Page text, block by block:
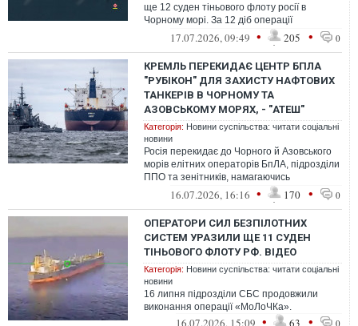
ще 12 суден тіньового флоту росії в
Чорному морі. За 12 діб операції
"МоЛоЧКа" загальна кількість уражених к...
17.07.2026, 09:49 • 205 • 0
КРЕМЛЬ ПЕРЕКИДАЄ ЦЕНТР БПЛА
"РУБІКОН" ДЛЯ ЗАХИСТУ НАФТОВИХ
ТАНКЕРІВ В ЧОРНОМУ ТА
АЗОВСЬКОМУ МОРЯХ, - "АТЕШ"
Категорія: Новини суспільства: читати соціальні
новини
Росія перекидає до Чорного й Азовського
морів елітних операторів БпЛА, підрозділи
ППО та зенітників, намагаючись
убезпечити танкери, які забезпечують ...
16.07.2026, 16:16 • 170 • 0
ОПЕРАТОРИ СИЛ БЕЗПІЛОТНИХ
СИСТЕМ УРАЗИЛИ ЩЕ 11 СУДЕН
ТІНЬОВОГО ФЛОТУ РФ. ВІДЕО
Категорія: Новини суспільства: читати соціальні
новини
16 липня підрозділи СБС продовжили
виконання операції «МоЛоЧКа».
16.07.2026, 15:09 • 63 • 0